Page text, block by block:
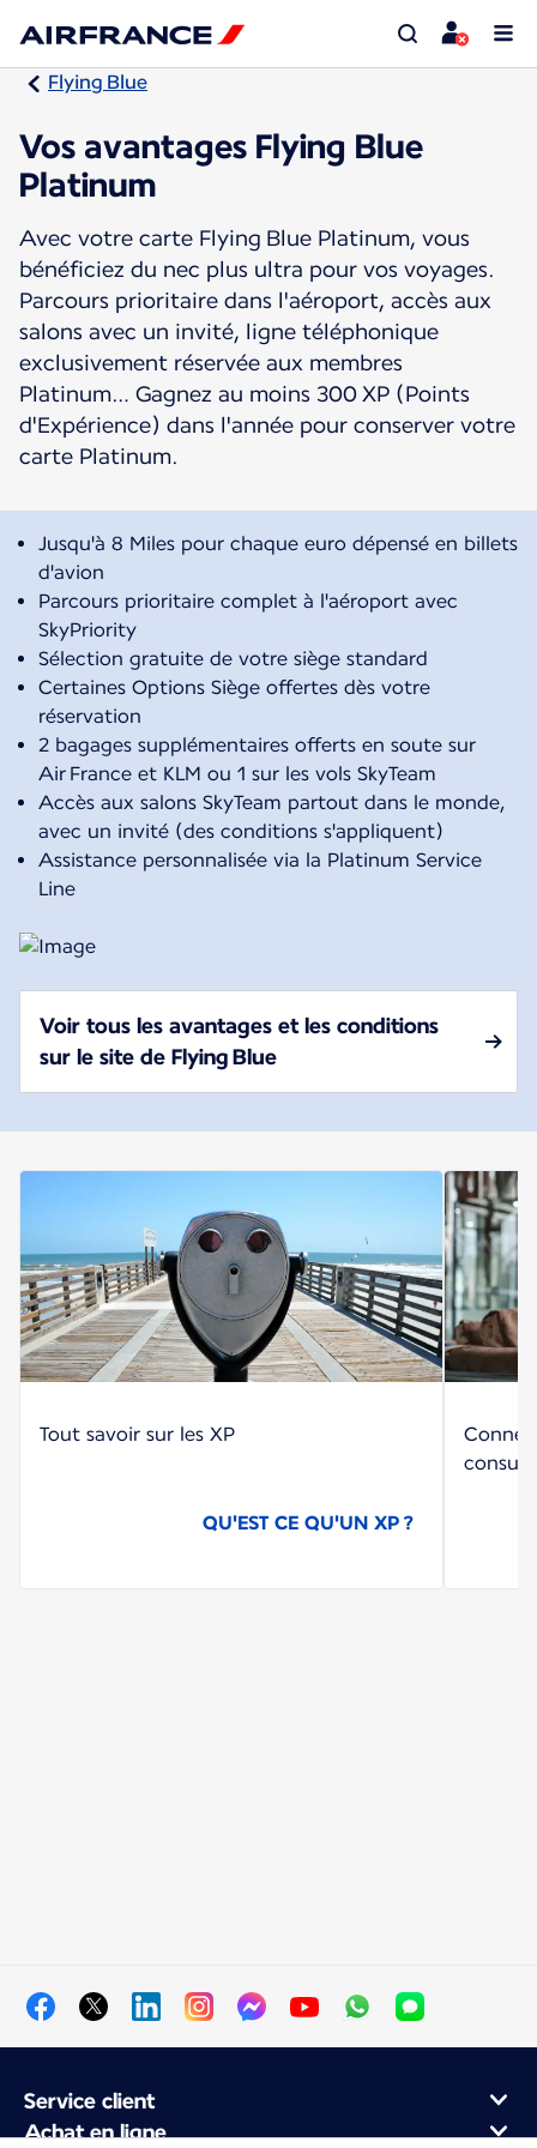
Flying Blue
Vos avantages Flying Blue
Platinum
Avec votre carte Flying Blue Platinum, vous
bénéficiez du nec plus ultra pour vos voyages.
Parcours prioritaire dans l'aéroport, accès aux
salons avec un invité, ligne téléphonique
exclusivement réservée aux membres
Platinum… Gagnez au moins 300 XP (Points
d'Expérience) dans l'année pour conserver votre
carte Platinum.
Jusqu'à 8 Miles pour chaque euro dépensé en billets
d'avion
Parcours prioritaire complet à l'aéroport avec
SkyPriority
Sélection gratuite de votre siège standard
Certaines Options Siège offertes dès votre
réservation
2 bagages supplémentaires offerts en soute sur
Air France et KLM ou 1 sur les vols SkyTeam
Accès aux salons SkyTeam partout dans le monde,
avec un invité (des conditions s'appliquent)
Assistance personnalisée via la Platinum Service
Line
Voir tous les avantages et les conditions
sur le site de Flying Blue
Tout savoir sur les XP
QU'EST CE QU'UN XP ?
Service client
Achat en ligne